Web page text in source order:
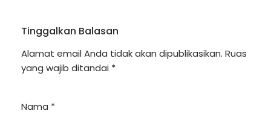
Tinggalkan Balasan
Alamat email Anda tidak akan dipublikasikan. Ruas
yang wajib ditandai *
Nama *